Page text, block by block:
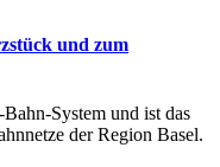
und zum
System und ist das
der Region Basel.